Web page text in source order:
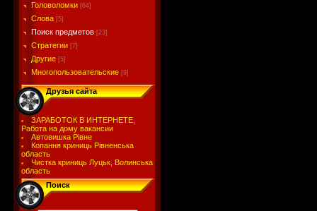
Головоломки [64]
Слова [5]
Поиск предметов [23]
Стратегии [7]
Другие [5]
Многопользовательские [9]
Друзья сайта
ЗАРАБОТОК В ИНТЕРНЕТЕ,
Работа на дому вакансии
Автовишка Рівне
Копання криниць Рівненська
область
Чистка криниць Луцьк, Волинська
область
Поиск